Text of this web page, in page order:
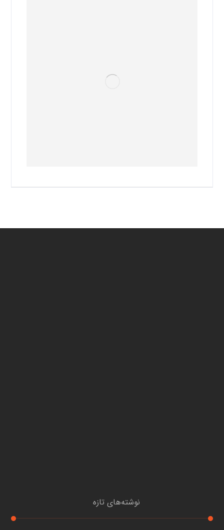
نوشته‌های تازه